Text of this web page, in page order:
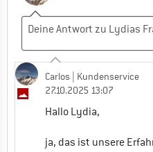
Carlos | Kundenservice
27.10.2025 13:07
Hallo Lydia,
ja, das ist unsere